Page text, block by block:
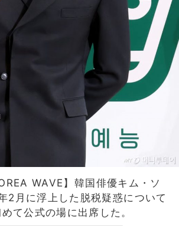
WAVE】韓国俳優キム・ソ
2月に浮上した脱税疑惑について
て公式の場に出席した。